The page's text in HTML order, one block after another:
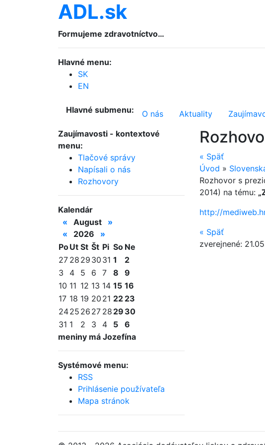
ADL.sk
Formujeme zdravotníctvo…
Hlavné menu:
SK
EN
Hlavné submenu: O nás Aktuality
Zaujímavosti - kontextové
menu:
Tlačové správy
Napísali o nás
Rozhovory
Kalendár
«
August
»
«
2026
»
PoUt St Št Pi So Ne
27 28 29 30 31 1
2
3
4 5 6 7 8
9
10 11 12 13 14 15 16
17 18 19 20 21 22 23
2425 26 27 28 29 30
31 1 2 3 4 5
6
meniny má Jozefína
Systémové menu:
RSS
Prihlásenie používateľa
Mapa stránok
« Späť
Úvod »
Rozhovor s
2014) na tému:
http://
« Späť
zverejnené: